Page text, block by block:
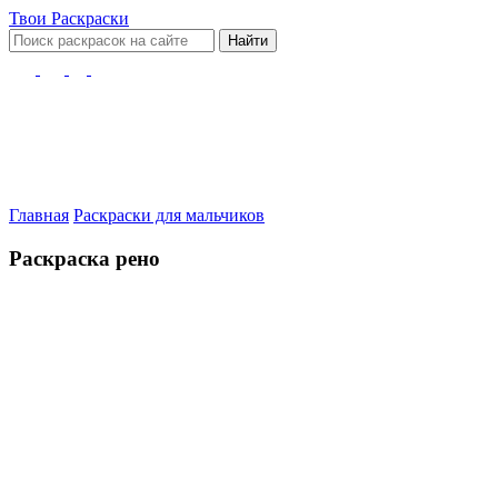
Твои Раскраски
Найти
Главная Раскраски для мальчиков
Раскраска рено